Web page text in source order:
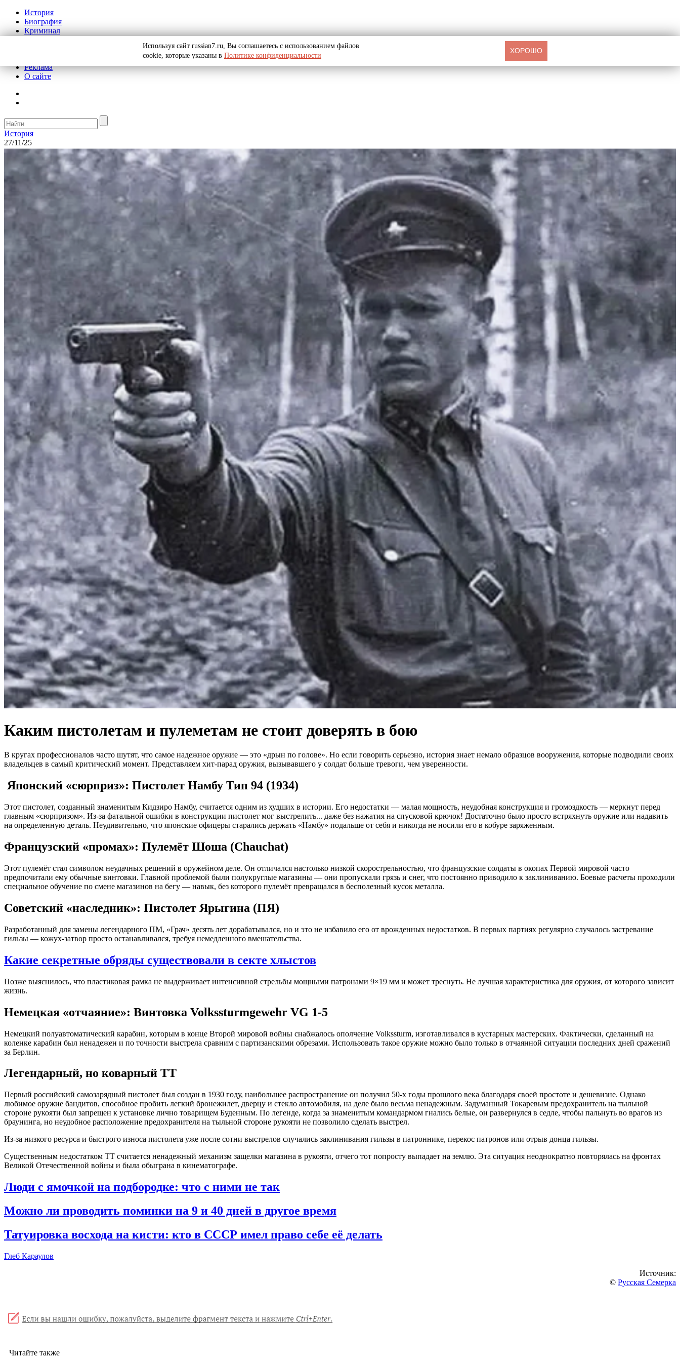
История
Биография
Криминал
Реклама
О сайте
История
27/11/25
Каким пистолетам и пулеметам не стоит доверять в бою
В кругах профессионалов часто шутят, что самое надежное оружие — это «дрын по голове». Но если говорить серьезно, история знает немало образцов вооружения, которые подводили своих
владельцев в самый критический момент. Представляем хит-парад оружия, вызывавшего у солдат больше тревоги, чем уверенности.
Японский «сюрприз»: Пистолет Намбу Тип 94 (1934)
Этот пистолет, созданный знаменитым Кидзиро Намбу, считается одним из худших в истории. Его недостатки — малая мощность, неудобная конструкция и громоздкость — меркнут перед
главным «сюрпризом». Из-за фатальной ошибки в конструкции пистолет мог выстрелить... даже без нажатия на спусковой крючок! Достаточно было просто встряхнуть оружие или надавить
на определенную деталь. Неудивительно, что японские офицеры старались держать «Намбу» подальше от себя и никогда не носили его в кобуре заряженным.
Французский «промах»: Пулемёт Шоша (Chauchat)
Этот пулемёт стал символом неудачных решений в оружейном деле. Он отличался настолько низкой скорострельностью, что французские солдаты в окопах Первой мировой часто
предпочитали ему обычные винтовки. Главной проблемой были полукруглые магазины — они пропускали грязь и снег, что постоянно приводило к заклиниванию. Боевые расчеты проходили
специальное обучение по смене магазинов на бегу — навык, без которого пулемёт превращался в бесполезный кусок металла.
Советский «наследник»: Пистолет Ярыгина (ПЯ)
Разработанный для замены легендарного ПМ, «Грач» десять лет дорабатывался, но и это не избавило его от врожденных недостатков. В первых партиях регулярно случалось застревание
гильзы — кожух-затвор просто останавливался, требуя немедленного вмешательства.
Какие секретные обряды существовали в секте хлыстов
Позже выяснилось, что пластиковая рамка не выдерживает интенсивной стрельбы мощными патронами 9×19 мм и может треснуть. Не лучшая характеристика для оружия, от которого зависит
жизнь.
Немецкая «отчаяние»: Винтовка Volkssturmgewehr VG 1-5
Немецкий полуавтоматический карабин, которым в конце Второй мировой войны снабжалось ополчение Volkssturm, изготавливался в кустарных мастерских. Фактически, сделанный на
коленке карабин был ненадежен и по точности выстрела сравним с партизанскими обрезами. Использовать такое оружие можно было только в отчаянной ситуации последних дней сражений
за Берлин.
Легендарный, но коварный ТТ
Первый российский самозарядный пистолет был создан в 1930 году, наибольшее распространение он получил 50-х годы прошлого века благодаря своей простоте и дешевизне. Однако
любимое оружие бандитов, способное пробить легкий бронежилет, дверцу и стекло автомобиля, на деле было весьма ненадежным. Задуманный Токаревым предохранитель на тыльной
стороне рукояти был запрещен к установке лично товарищем Буденным. По легенде, когда за знаменитым командармом гнались белые, он развернулся в седле, чтобы пальнуть во врагов из
браунинга, но неудобное расположение предохранителя на тыльной стороне рукояти не позволило сделать выстрел.
Из-за низкого ресурса и быстрого износа пистолета уже после сотни выстрелов случались заклинивания гильзы в патроннике, перекос патронов или отрыв донца гильзы.
Существенным недостатком ТТ считается ненадежный механизм защелки магазина в рукояти, отчего тот попросту выпадает на землю. Эта ситуация неоднократно повторялась на фронтах
Великой Отечественной войны и была обыграна в кинематографе.
Люди с ямочкой на подбородке: что с ними не так
Можно ли проводить поминки на 9 и 40 дней в другое время
Татуировка восхода на кисти: кто в СССР имел право себе её делать
Глеб Караулов
Источник:
© Русская Семерка
Читайте также
Используя сайт russian7.ru, Вы соглашаетесь с использованием файлов
cookie, которые указаны в Политике конфиденциальности
ХОРОШО